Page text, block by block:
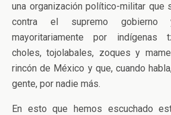
una organización político-militar que
contra el supremo gobierno
mayoritariamente por indígenas
choles, tojolabales, zoques y
rincón de México y que, cuando
gente, por nadie más.
En esto que hemos escuchado